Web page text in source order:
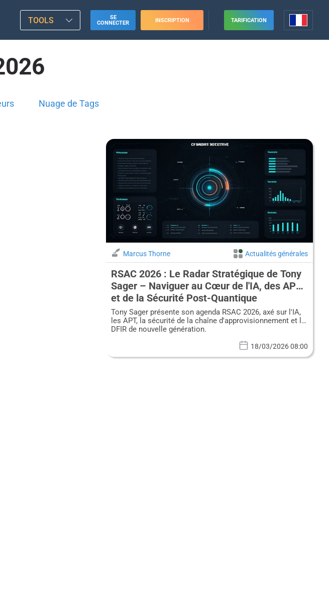
TOOLS
SE
CONNECTER
INSCRIPTION TARIFICATION
Nuage de Tags
Marcus Thorne Actualités générales
RSAC 2026 : Le Radar Stratégique de Tony
Sager – Naviguer au Cœur de l'IA, des APT
et de la Sécurité Post-Quantique
Tony Sager présente son agenda RSAC 2026, axé sur l'IA,
les APT, la sécurité de la chaîne d'approvisionnement et le
DFIR de nouvelle génération.
18/03/2026 08:00